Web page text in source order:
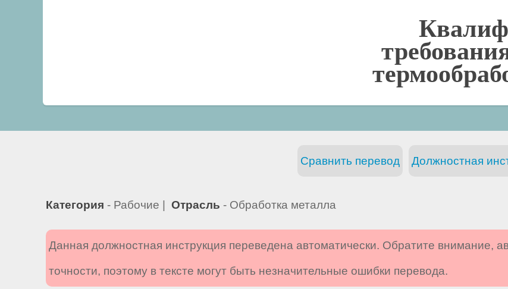
Должностная
Сравнить перевод
Категория - Рабочие | Отрасль - Обработка металла
Данная должностная инструкция переведена автоматически. Обратите внимание,
точности, поэтому в тексте могут быть незначительные ошибки перевода.